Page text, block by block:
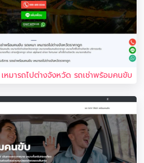
หมารถไปต่างจังหวัด รถเช่าพร้อมคนขับ